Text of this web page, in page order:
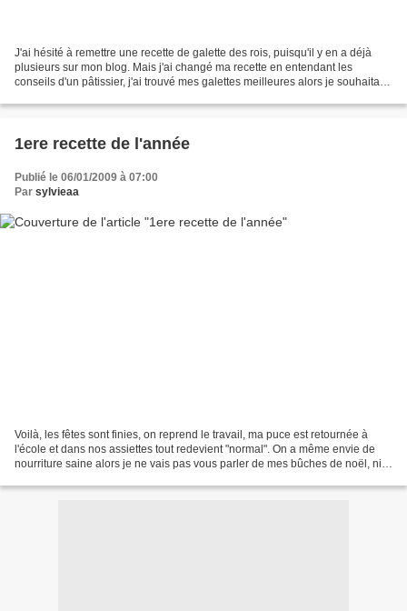
J'ai hésité à remettre une recette de galette des rois, puisqu'il y en a déjà
plusieurs sur mon blog. Mais j'ai changé ma recette en entendant les
conseils d'un pâtissier, j'ai trouvé mes galettes meilleures alors je souhaitais
1ere recette de l'année
Publié le 06/01/2009 à 07:00
Par sylvieaa
Voilà, les fêtes sont finies, on reprend le travail, ma puce est retournée à
l'école et dans nos assiettes tout redevient "normal". On a même envie de
nourriture saine alors je ne vais pas vous parler de mes bûches de noël, ni